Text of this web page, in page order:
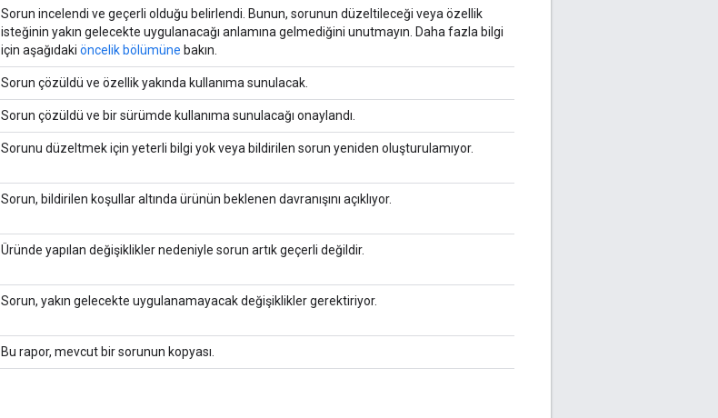
Sorun incelendi ve geçerli olduğu belirlendi. Bunun, sorunun düzeltileceği veya özellik
isteğinin yakın gelecekte uygulanacağı anlamına gelmediğini unutmayın. Daha fazla bilgi
için aşağıdaki öncelik bölümüne bakın.
Sorun çözüldü ve özellik yakında kullanıma sunulacak.
Sorun çözüldü ve bir sürümde kullanıma sunulacağı onaylandı.
Sorunu düzeltmek için yeterli bilgi yok veya bildirilen sorun yeniden oluşturulamıyor.
Sorun, bildirilen koşullar altında ürünün beklenen davranışını açıklıyor.
Üründe yapılan değişiklikler nedeniyle sorun artık geçerli değildir.
Sorun, yakın gelecekte uygulanamayacak değişiklikler gerektiriyor.
Bu rapor, mevcut bir sorunun kopyası.